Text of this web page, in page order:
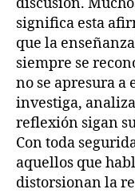
significa esta
que la
siempre se
no se apresura
investiga,
reflexión sigan
Con toda
aquellos que
distorsionan la